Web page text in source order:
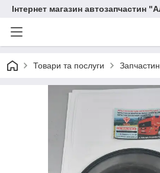
Інтернет магазин
Товари та послуги